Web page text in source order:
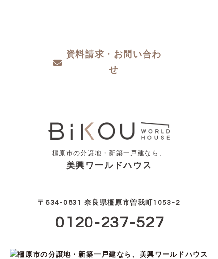
資料請求・お問い合わ
せ
橿原市の分譲地・新築一戸建なら、
美興ワールドハウス
〒634-0831 奈良県橿原市曽我町1053-2
0120-237-527